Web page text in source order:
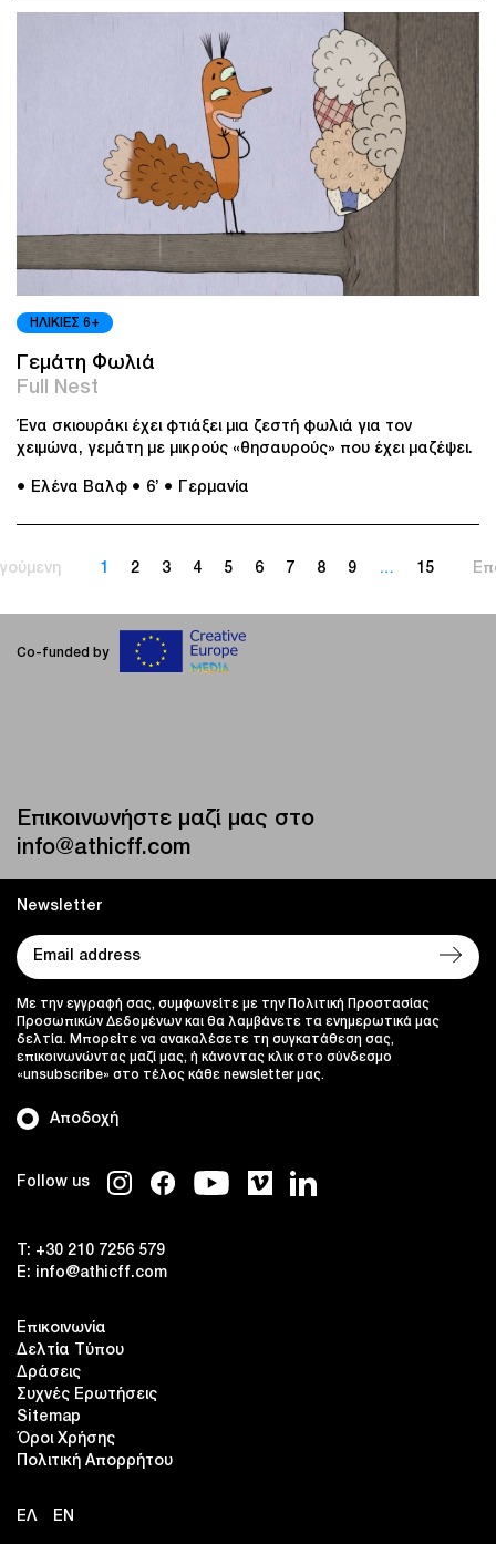
ΗΛΙΚΙΕΣ 6+
Γεμάτη Φωλιά
Full Nest
Ένα σκιουράκι έχει φτιάξει μια ζεστή φωλιά για τον
χειμώνα, γεμάτη με μικρούς «θησαυρούς» που έχει μαζέψει.
● Ελένα Βαλφ ● 6’ ● Γερμανία
1 2 3 4 5 6 7 8 9 … 15
Co-funded by
Επικοινωνήστε μαζί μας στο
info@athicff.com
Follow us
T: +30 210 7256 579
E: info@athicff.com
Επικοινωνία
Δελτία Τύπου
Δράσεις
Συχνές Ερωτήσεις
Sitemap
Όροι Χρήσης
Πολιτική Απορρήτου
ΕΛ EN
Newsletter
Αποδοχή
Με την εγγραφή σας, συμφωνείτε με την Πολιτική Προστασίας
Προσωπικών Δεδομένων και θα λαμβάνετε τα ενημερωτικά μας
δελτία. Μπορείτε να ανακαλέσετε τη συγκατάθεση σας,
επικοινωνώντας μαζί μας, ή κάνοντας κλικ στο σύνδεσμο
«unsubscribe» στο τέλος κάθε newsletter μας.